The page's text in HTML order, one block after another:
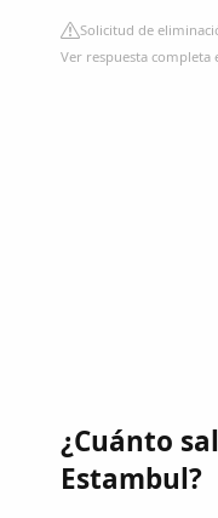
Solicitud de
Ver respuesta completa
¿Cuánto
Estambul?